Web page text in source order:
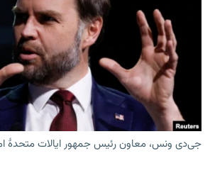
جی‌دی ونس، معاون رئیس جمهور ایالات متحدۀ